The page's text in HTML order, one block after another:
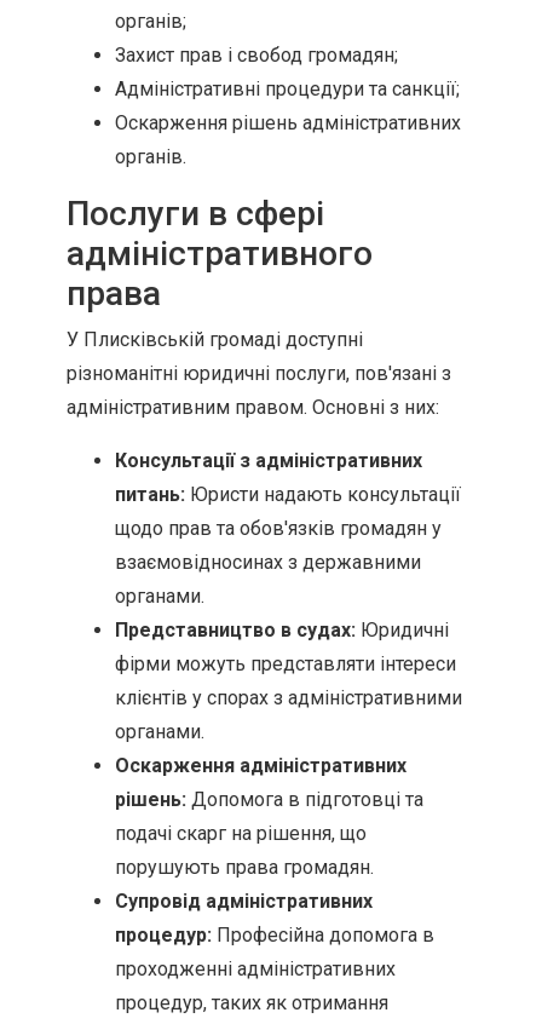
органів;
Захист прав і свобод громадян;
Адміністративні процедури та санкції;
Оскарження рішень адміністративних
органів.
Послуги в сфері
адміністративного
права
У Плисківській громаді доступні
різноманітні юридичні послуги, пов'язані з
адміністративним правом. Основні з них:
Консультації з адміністративних
питань: Юристи надають консультації
щодо прав та обов'язків громадян у
взаємовідносинах з державними
органами.
Представництво в судах: Юридичні
фірми можуть представляти інтереси
клієнтів у спорах з адміністративними
органами.
Оскарження адміністративних
рішень: Допомога в підготовці та
подачі скарг на рішення, що
порушують права громадян.
Супровід адміністративних
процедур: Професійна допомога в
проходженні адміністративних
процедур, таких як отримання